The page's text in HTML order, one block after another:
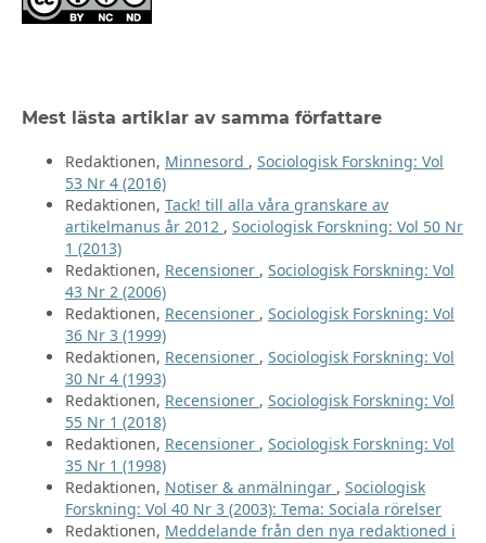
Mest lästa artiklar av samma författare
Redaktionen, Minnesord , Sociologisk Forskning: Vol
53 Nr 4 (2016)
Redaktionen, Tack! till alla våra granskare av
artikelmanus år 2012 , Sociologisk Forskning: Vol 50 Nr
1 (2013)
Redaktionen, Recensioner , Sociologisk Forskning: Vol
43 Nr 2 (2006)
Redaktionen, Recensioner , Sociologisk Forskning: Vol
36 Nr 3 (1999)
Redaktionen, Recensioner , Sociologisk Forskning: Vol
30 Nr 4 (1993)
Redaktionen, Recensioner , Sociologisk Forskning: Vol
55 Nr 1 (2018)
Redaktionen, Recensioner , Sociologisk Forskning: Vol
35 Nr 1 (1998)
Redaktionen, Notiser & anmälningar , Sociologisk
Forskning: Vol 40 Nr 3 (2003): Tema: Sociala rörelser
Redaktionen, Meddelande från den nya redaktioned i